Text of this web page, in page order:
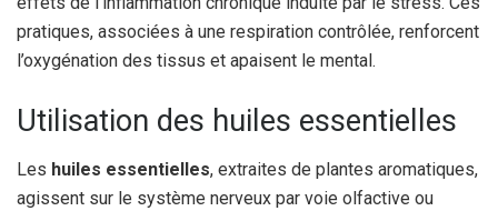
pratiques, associées à une respiration contrôlée, renforcent
l’oxygénation des tissus et apaisent le mental.
Utilisation des huiles essentielles
Les huiles essentielles, extraites de plantes aromatiques,
agissent sur le système nerveux par voie olfactive ou